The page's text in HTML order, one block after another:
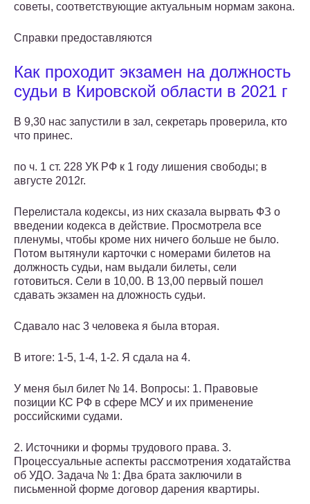
советы, соответствующие актуальным нормам закона.
Справки предоставляются
Как проходит экзамен на должность
судьи в Кировской области в 2021 г
В 9,30 нас запустили в зал, секретарь проверила, кто
что принес.
по ч. 1 ст. 228 УК РФ к 1 году лишения свободы; в
августе 2012г.
Перелистала кодексы, из них сказала вырвать ФЗ о
введении кодекса в действие. Просмотрела все
пленумы, чтобы кроме них ничего больше не было.
Потом вытянули карточки с номерами билетов на
должность судьи, нам выдали билеты, сели
готовиться. Сели в 10,00. В 13,00 первый пошел
сдавать экзамен на дложность судьи.
Сдавало нас 3 человека я была вторая.
В итоге: 1-5, 1-4, 1-2. Я сдала на 4.
У меня был билет № 14. Вопросы: 1. Правовые
позиции КС РФ в сфере МСУ и их применение
российскими судами.
2. Источники и формы трудового права. 3.
Процессуальные аспекты рассмотрения ходатайства
об УДО. Задача № 1: Два брата заключили в
письменной форме договор дарения квартиры.